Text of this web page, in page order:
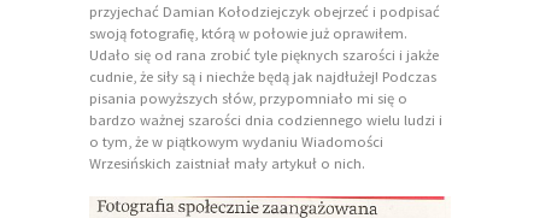
przyjechać Damian Kołodziejczyk obejrzeć i podpisać
swoją fotografię, którą w połowie już oprawiłem.
Udało się od rana zrobić tyle pięknych szarości i jakże
cudnie, że siły są i niechże będą jak najdłużej! Podczas
pisania powyższych słów, przypomniało mi się o
bardzo ważnej szarości dnia codziennego wielu ludzi i
o tym, że w piątkowym wydaniu Wiadomości
Wrzesińskich zaistniał mały artykuł o nich.